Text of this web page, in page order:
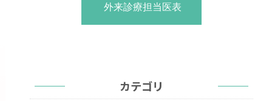
外来診療担当医表
カテゴリ